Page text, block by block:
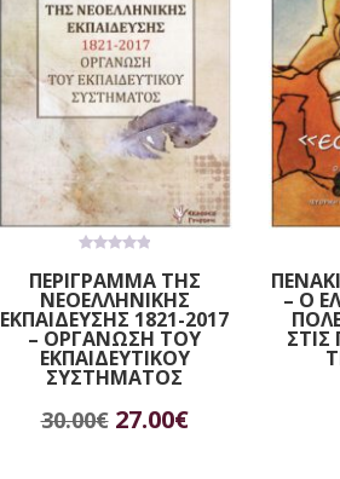
out
of
5
ΠΕΡΙΓΡΑΜΜΑ ΤΗΣ
ΝΕΟΕΛΛΗΝΙΚΗΣ
ΕΚΠΑΙΔΕΥΣΗΣ 1821-2017
– ΟΡΓΑΝΩΣΗ ΤΟΥ
ΕΚΠΑΙΔΕΥΤΙΚΟΥ
ΣΥΣΤΗΜΑΤΟΣ
30.00€ Original
27.00€Η
Προσθήκη στο καλάθι
– Ο
ΣΤΙΣ